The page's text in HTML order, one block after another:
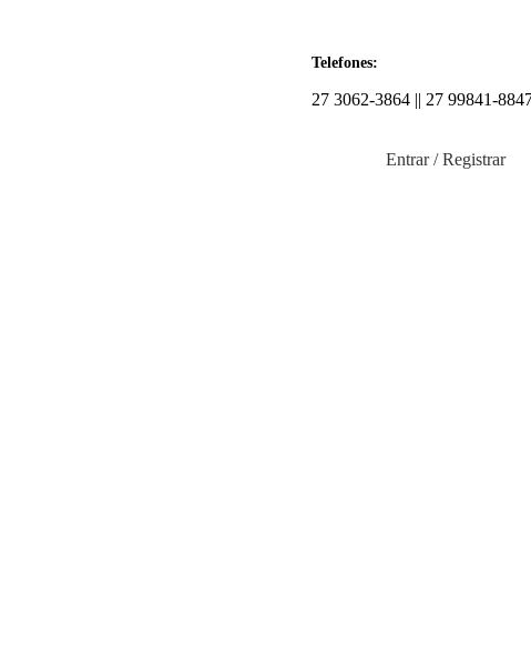
Telefones:
27 3062-3864 || 27 99841-
Entrar / Registrar